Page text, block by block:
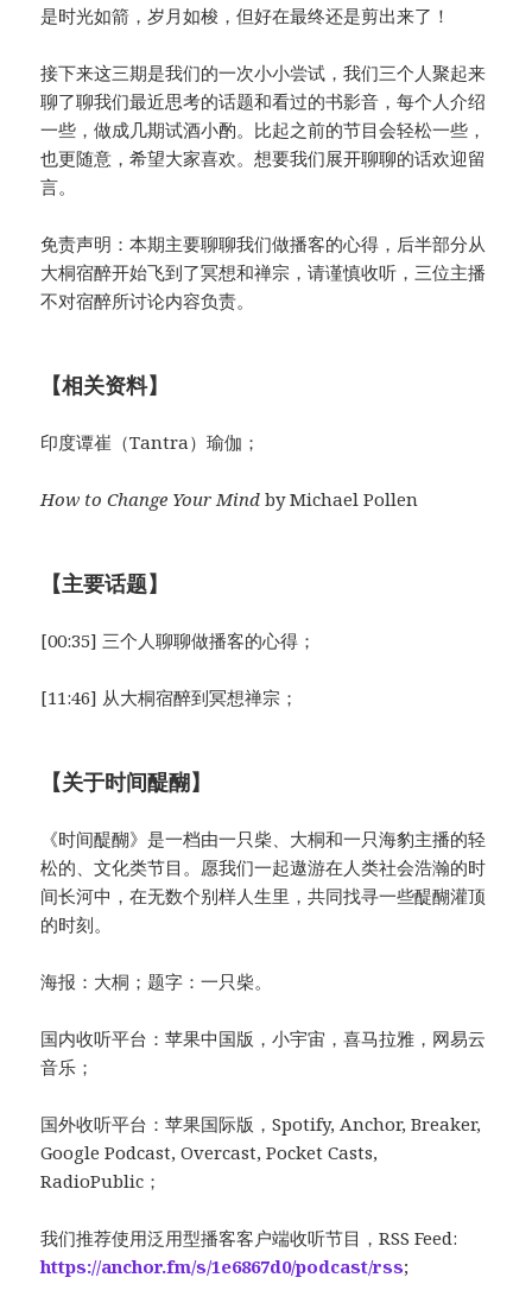
是时光如箭，岁月如梭，但好在最终还是剪出来了！
接下来这三期是我们的一次小小尝试，我们三个人聚起来
聊了聊我们最近思考的话题和看过的书影音，每个人介绍
一些，做成几期试酒小酌。比起之前的节目会轻松一些，
也更随意，希望大家喜欢。想要我们展开聊聊的话欢迎留
言。
免责声明：本期主要聊聊我们做播客的心得，后半部分从
大桐宿醉开始飞到了冥想和禅宗，请谨慎收听，三位主播
不对宿醉所讨论内容负责。
【相关资料】
印度谭崔（Tantra）瑜伽；
How to Change Your Mind by Michael Pollen
【主要话题】
[00:35] 三个人聊聊做播客的心得；
[11:46] 从大桐宿醉到冥想禅宗；
【关于时间醍醐】
《时间醍醐》是一档由一只柴、大桐和一只海豹主播的轻
松的、文化类节目。愿我们一起遨游在人类社会浩瀚的时
间长河中，在无数个别样人生里，共同找寻一些醍醐灌顶
的时刻。
海报：大桐；题字：一只柴。
国内收听平台：苹果中国版，小宇宙，喜马拉雅，网易云
音乐；
国外收听平台：苹果国际版，Spotify, Anchor, Breaker,
Google Podcast, Overcast, Pocket Casts,
RadioPublic；
我们推荐使用泛用型播客客户端收听节目，RSS Feed:
https://anchor.fm/s/1e6867d0/podcast/rss;